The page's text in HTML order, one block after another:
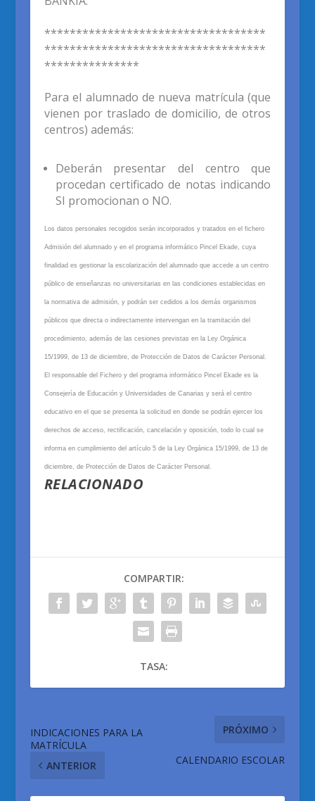
***********************************
***********************************
***************
Parael alumnado de nueva matrícula (que
vienen por traslado de domicilio, de otros
centros) además:
Deberán presentar del centro que
procedan certificado de notas indicando
SI promocionan o NO.
Los datos personales recogidos serán incorporados y tratados en el fichero
Admisión del alumnado y en el programa informático Pincel Ekade, cuya
finalidad es gestionar la escolarización del alumnado que accedea un centro
público de enseñanzas no universitarias en las condiciones establecidas en
la normativa de admisión, y podrán ser cedidos a los demás organismos
públicos que directa o indirectamente intervengan en la tramitación del
procedimiento, además de las cesiones previstas en la Ley Orgánica
15/1999, de 13 de diciembre, de Protección de Datos de Carácter Personal.
El responsable del Fichero y del programa informático Pincel Ekadees la
Consejería de Educación y Universidades de Canarias y será el centro
educativo en el que se presenta la solicitud en dondese podránejercer los
derechos de acceso, rectificación, cancelación y oposición, todo lo cual se
informa en cumplimiento del artículo 5 de la Ley Orgánica 15/1999, de 13 de
diciembre, de Protección de Datos de Carácter Personal.
RELACIONADO
COMPARTIR:
TASA:
INDICACIONES PARA LA
MATRÍCULA
ANTERIOR
PRÓXIMO
CALENDARIO ESCOLAR